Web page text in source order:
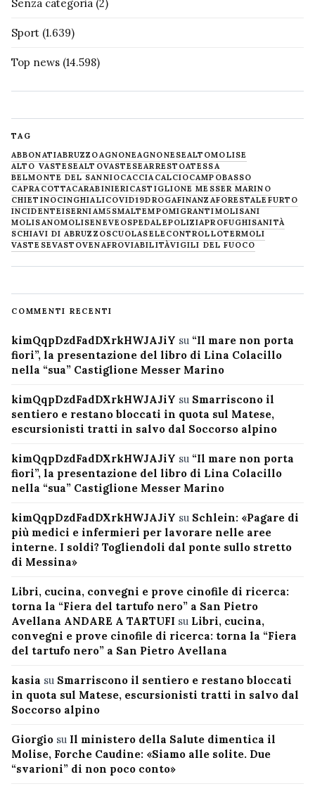
Senza categoria (2)
Sport (1.639)
Top news (14.598)
TAG
ABBONATIABRUZZOAGNONEAGNONESEALTOMOLISE
ALTO VASTESEALTOVASTESEARRESTOATESSA
BELMONTE DEL SANNIOCACCIACALCIOCAMPOBASSO
CAPRACOTTACARABINIERICASTIGLIONE MESSER MARINO
CHIETINOCINGHIALICOVID19DROGAFINANZAFORESTALE FURTO
INCIDENTEISERNIAM5SMALTEMPOMIGRANTIMOLISANI
MOLISANOMOLISENEVE OSPEDALEPOLIZIAPROFUGHISANITÀ
SCHIAVI DI ABRUZZOSCUOLASELECONTROLLOTERMOLI
VASTESEVASTOVENAFROVIABILITÀVIGILI DEL FUOCO
COMMENTI RECENTI
kimQqpDzdFadDXrkHWJAJiY su “Il mare non porta
fiori”, la presentazione del libro di Lina Colacillo
nella “sua” Castiglione Messer Marino
kimQqpDzdFadDXrkHWJAJiY su Smarriscono il
sentiero e restano bloccati in quota sul Matese,
escursionisti tratti in salvo dal Soccorso alpino
kimQqpDzdFadDXrkHWJAJiY su “Il mare non porta
fiori”, la presentazione del libro di Lina Colacillo
nella “sua” Castiglione Messer Marino
kimQqpDzdFadDXrkHWJAJiY su Schlein: «Pagare di
più medici e infermieri per lavorare nelle aree
interne. I soldi? Togliendoli dal ponte sullo stretto
di Messina»
Libri, cucina, convegni e prove cinofile di ricerca:
torna la “Fiera del tartufo nero” a San Pietro
Avellana ANDARE A TARTUFI su Libri, cucina,
convegni e prove cinofile di ricerca: torna la “Fiera
del tartufo nero” a San Pietro Avellana
kasia su Smarriscono il sentiero e restano bloccati
in quota sul Matese, escursionisti tratti in salvo dal
Soccorso alpino
Giorgio su Il ministero della Salute dimentica il
Molise, Forche Caudine: «Siamo alle solite. Due
“svarioni” di non poco conto»